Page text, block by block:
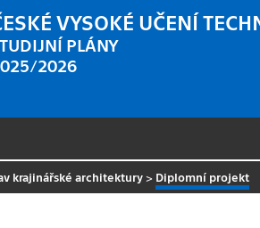
VYSOKÉ UČENÍ
PLÁNY
2026
krajinářské architektury > Diplomní projekt